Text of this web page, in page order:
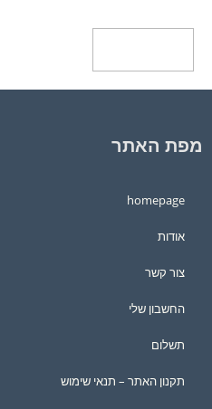
מפת האתר
homepage
אודות
צור קשר
החשבון שלי
תשלום
תקנון האתר – תנאי שימוש